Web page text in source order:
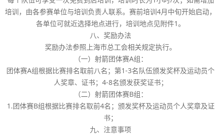
培训，由各参赛单位与培训负责人联系。赛前培训4月中旬开始启动，
各单位可就近选择地点进行，培训地点见附件1。
八、奖励办法
奖励办法参照上海市总工会相关规定执行。
（一）射箭团体赛A组：
团体赛A组根据比赛排名取前八名；第1-3名队伍颁发奖杯及运动员个
人奖章、证书；4-8名颁发获奖证书；
（二）射箭团体赛B组：
1.团体赛B组根据比赛排名取前4名；颁发奖杯及运动员个人奖章及证
书；
九、注意事项